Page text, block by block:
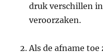
druk verschillen
veroorzaken.
Als de afname toe